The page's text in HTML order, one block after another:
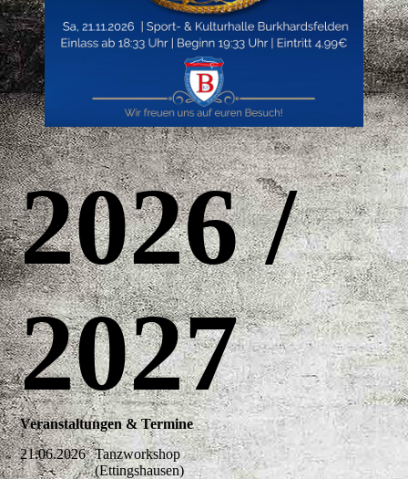
2026 /
2027
Veranstaltungen & Termine
21.06.2026 Tanzworkshop
(Ettingshausen)